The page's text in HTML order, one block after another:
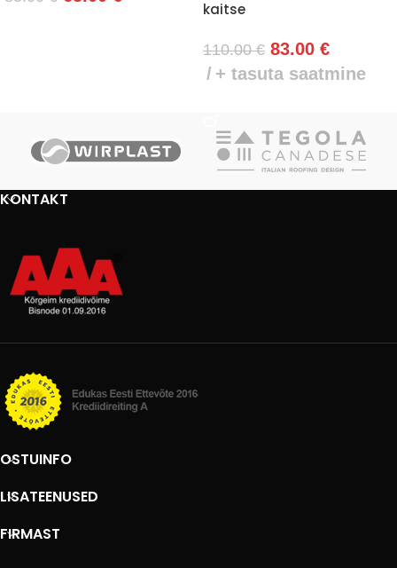
kaitse
110.00€ 83.00 €
+ tasuta saatmine
KONTAKT
OSTUINFO
LISATEENUSED
FIRMAST